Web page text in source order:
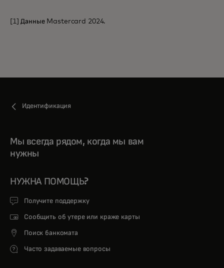
[1] Данные Mastercard 2024.
Идентификация
Мы всегда рядом, когда мы вам
нужны
НУЖНА ПОМОЩЬ?
Получите поддержку
Сообщить об утере или краже карты
Поиск банкомата
Часто задаваемые вопросы